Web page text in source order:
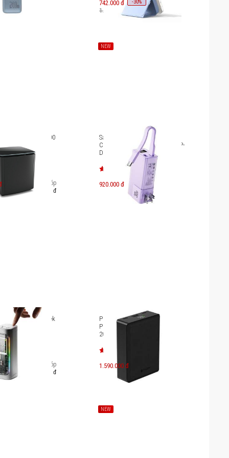
742.000 đ -30%
1.060.000 đ
Bass Module 700
Trả góp
3.535.000 đ
NEW
Sạc dự phòng Pisen Quick
Crystal High Power Box 30W TP-
D110
920.000 đ
SHARGE Shargeek
Trả góp
861.000 đ
Pin sạc dự phòng Mazer
PowerCharger PD45W
20000mAh M-PC45W20.0V3
1.590.000 đ
NEW